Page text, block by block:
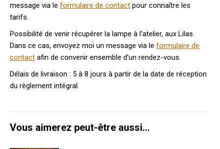
message via le formulaire de contact pour connaître les
tarifs.
Possibilité de venir récupérer la lampe à l’atelier, aux Lilas.
Dans ce cas, envoyez moi un message via le formulaire de
contact afin de convenir ensemble d’un rendez-vous.
Délais de livraison : 5 à 8 jours à partir de la date de réception
du règlement intégral.
Vous aimerez peut-être aussi…